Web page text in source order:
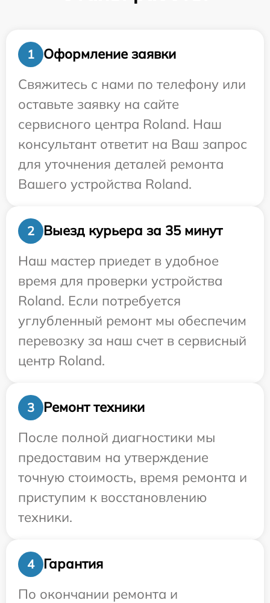
1
Оформление заявки
Свяжитесь с нами по телефону или
оставьте заявку на сайте
сервисного центра Roland. Наш
консультант ответит на Ваш запрос
для уточнения деталей ремонта
Вашего устройства Roland.
2
Выезд курьера за 35 минут
Наш мастер приедет в удобное
время для проверки устройства
Roland. Если потребуется
углубленный ремонт мы обеспечим
перевозку за наш счет в сервисный
центр Roland.
3
Ремонт техники
После полной диагностики мы
предоставим на утверждение
точную стоимость, время ремонта и
приступим к восстановлению
техники.
4
Гарантия
По окончании ремонта и